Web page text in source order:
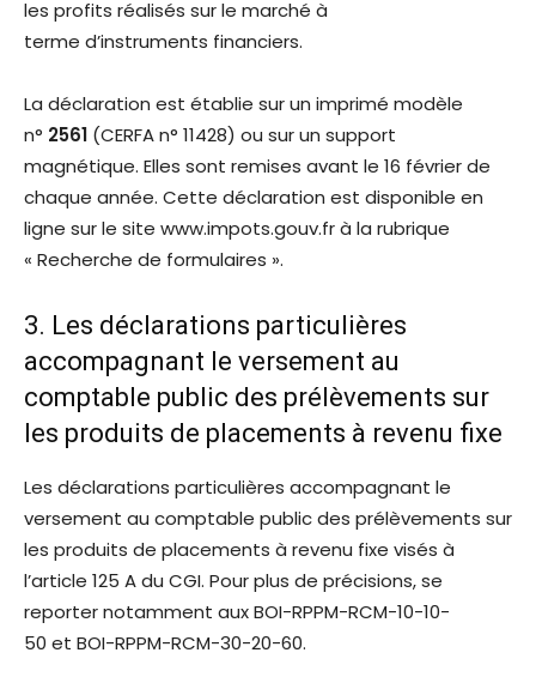
les profits réalisés sur le marché à
terme d’instruments financiers.
La déclaration est établie sur un imprimé modèle
n° 2561 (CERFA n° 11428) ou sur un support
magnétique. Elles sont remises avant le 16 février de
chaque année. Cette déclaration est disponible en
ligne sur le site www.impots.gouv.fr à la rubrique
« Recherche de formulaires ».
3. Les déclarations particulières
accompagnant le versement au
comptable public des prélèvements sur
les produits de placements à revenu fixe
Les déclarations particulières accompagnant le
versement au comptable public des prélèvements sur
les produits de placements à revenu fixe visés à
l’article 125 A du CGI. Pour plus de précisions, se
reporter notamment aux BOI-RPPM-RCM-10-10-
50 et BOI-RPPM-RCM-30-20-60.